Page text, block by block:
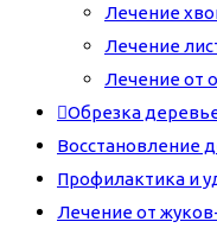
Лечение
Лечение
Лечение от
Обрезка
Восстановление
Профилактика и
Лечение от